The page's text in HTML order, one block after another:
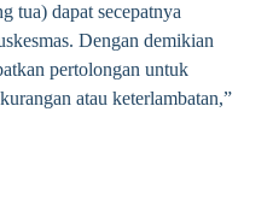
tua) dapat secepatnya
Dengan demikian
pertolongan untuk
atau keterlambatan,”